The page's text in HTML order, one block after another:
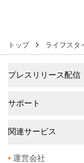
トップ ライフスタ
プレスリリース配信
サポート
関連サービス
• 運営会社